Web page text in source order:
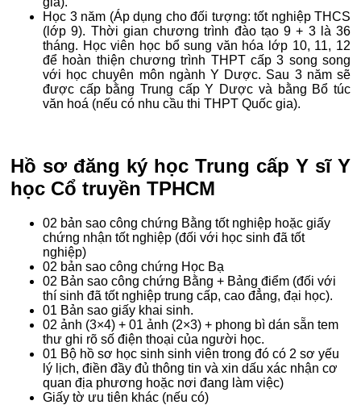
Học 3 năm (Áp dụng cho đối tượng: tốt nghiệp THCS
(lớp 9). Thời gian chương trình đào tạo 9 + 3 là 36
tháng. Học viên học bổ sung văn hóa lớp 10, 11, 12
để hoàn thiện chương trình THPT cấp 3 song song
với học chuyên môn ngành Y Dược. Sau 3 năm sẽ
được cấp bằng Trung cấp Y Dược và bằng Bổ túc
văn hoá (nếu có nhu cầu thi THPT Quốc gia).
Hồ sơ đăng ký học Trung cấp Y sĩ Y
học Cổ truyền TPHCM
02 bản sao công chứng Bằng tốt nghiệp hoặc giấy
chứng nhận tốt nghiệp (đối với học sinh đã tốt
nghiệp)
02 bản sao công chứng Học Bạ
02 Bản sao công chứng Bằng + Bảng điểm (đối với
thí sinh đã tốt nghiệp trung cấp, cao đẳng, đại học).
01 Bản sao giấy khai sinh.
02 ảnh (3×4) + 01 ảnh (2×3) + phong bì dán sẵn tem
thư ghi rõ số điện thoại của người học.
01 Bộ hồ sơ học sinh sinh viên trong đó có 2 sơ yếu
lý lịch, điền đầy đủ thông tin và xin dấu xác nhận cơ
quan địa phương hoặc nơi đang làm việc)
Giấy tờ ưu tiên khác (nếu có)